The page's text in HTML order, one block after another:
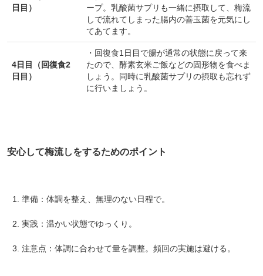
日目）
ープ。乳酸菌サプリも一緒に摂取して、梅流
しで流れてしまった腸内の善玉菌を元気にし
てあてます。
4日目（回復食2
日目）
・回復食1日目で腸が通常の状態に戻って来
たので、酵素玄米ご飯などの固形物を食べま
しょう。同時に乳酸菌サプリの摂取も忘れず
に行いましょう。
安心して梅流しをするためのポイント
準備：体調を整え、無理のない日程で。
実践：温かい状態でゆっくり。
注意点：体調に合わせて量を調整。頻回の実施は避ける。
新規会員様限定
今すぐ使える
300円OFFクーポン を
300